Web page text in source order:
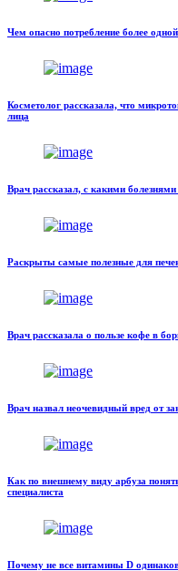
Чем опасно потребление более
Косметолог рассказала, что
лица
Врач рассказал, с какими болезнями
Раскрыты самые полезные для
Врач рассказала о пользе кофе в
Врач назвал неочевидный вред от
Как по внешнему виду арбуза
специалиста
Почему не все витамины D